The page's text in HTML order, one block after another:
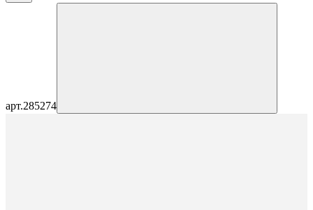
арт.285274